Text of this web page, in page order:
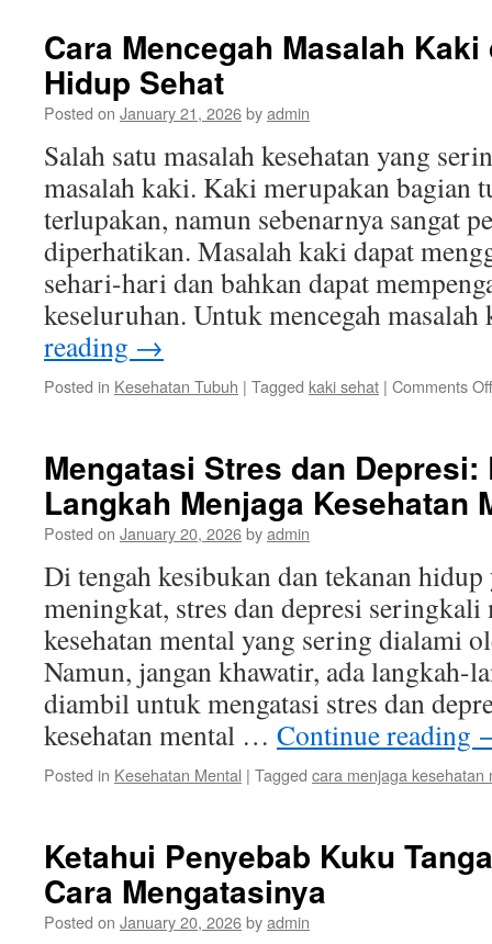
Cara Mencegah Masalah
Hidup Sehat
Posted on January 21, 2026byadmin
Salah satu masalah kesehatan yang
masalah kaki. Kaki merupakan bagian
terlupakan, namun sebenarnya sangat
diperhatikan. Masalah kaki dapat
sehari-hari dan bahkan dapat
keseluruhan. Untuk mencegah
reading →
Posted in Kesehatan Tubuh | Tagged kaki sehat | Comments Off
Mengatasi Stres dan Depresi:
Langkah Menjaga Kesehatan
Posted on January 20, 2026byadmin
Di tengah kesibukan dan tekanan
meningkat, stres dan depresi seringkali
kesehatan mental yang sering dialami
Namun, jangan khawatir, ada langkah-
diambil untuk mengatasi stres dan
kesehatan mental … Continue reading
Posted in Kesehatan Mental | Tagged cara menjaga kesehatan
Ketahui Penyebab Kuku
Cara Mengatasinya
Posted on January 20, 2026byadmin